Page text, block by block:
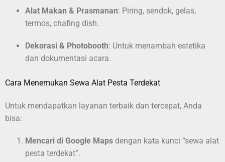
Alat Makan & Prasmanan: Piring, sendok, gelas,
termos, chafing dish.
Dekorasi & Photobooth: Untuk menambah estetika
dan dokumentasi acara.
Cara Menemukan Sewa Alat Pesta Terdekat
Untuk mendapatkan layanan terbaik dan tercepat, Anda
bisa:
Mencari di Google Maps dengan kata kunci “sewa alat
pesta terdekat”.